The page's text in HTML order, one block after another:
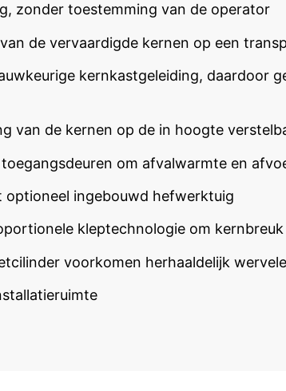
zonder toestemming van de operator
de vervaardigde kernen op een
kernkastgeleiding, daardoor
van de kernen op de in hoogte
om afvalwarmte en
optioneel ingebouwd hefwerktuig
kleptechnologie om
voorkomen herhaaldelijk